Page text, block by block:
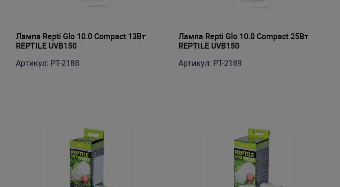
Лампа Repti Glo 10.0 Compact 13Вт
REPTILE UVB150
Артикул: PT-2188
Лампа Repti Glo 10.0 Compact 25Вт
REPTILE UVB150
Артикул: PT-2189